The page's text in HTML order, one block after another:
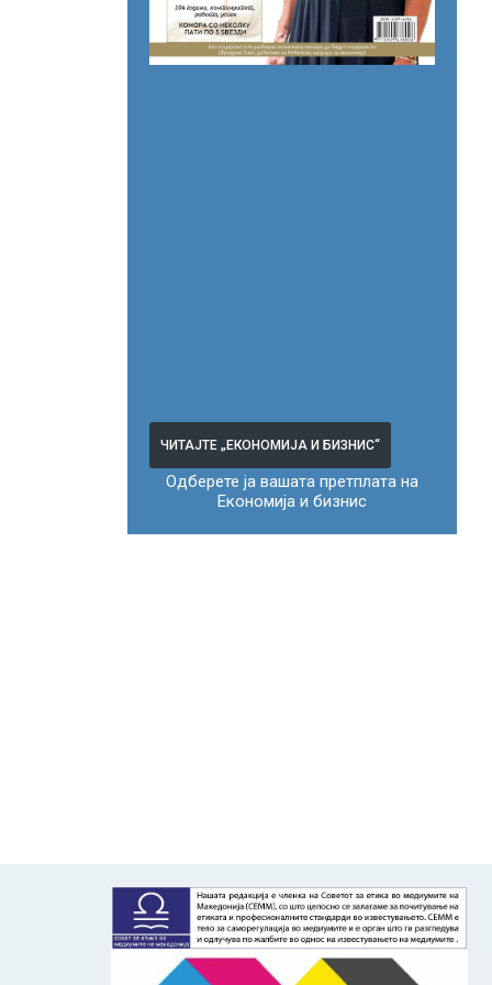
ЧИТАЈТЕ „ЕКОНОМИЈА И БИЗНИС“
Одберете ја вашата претплата на
Економија и бизнис